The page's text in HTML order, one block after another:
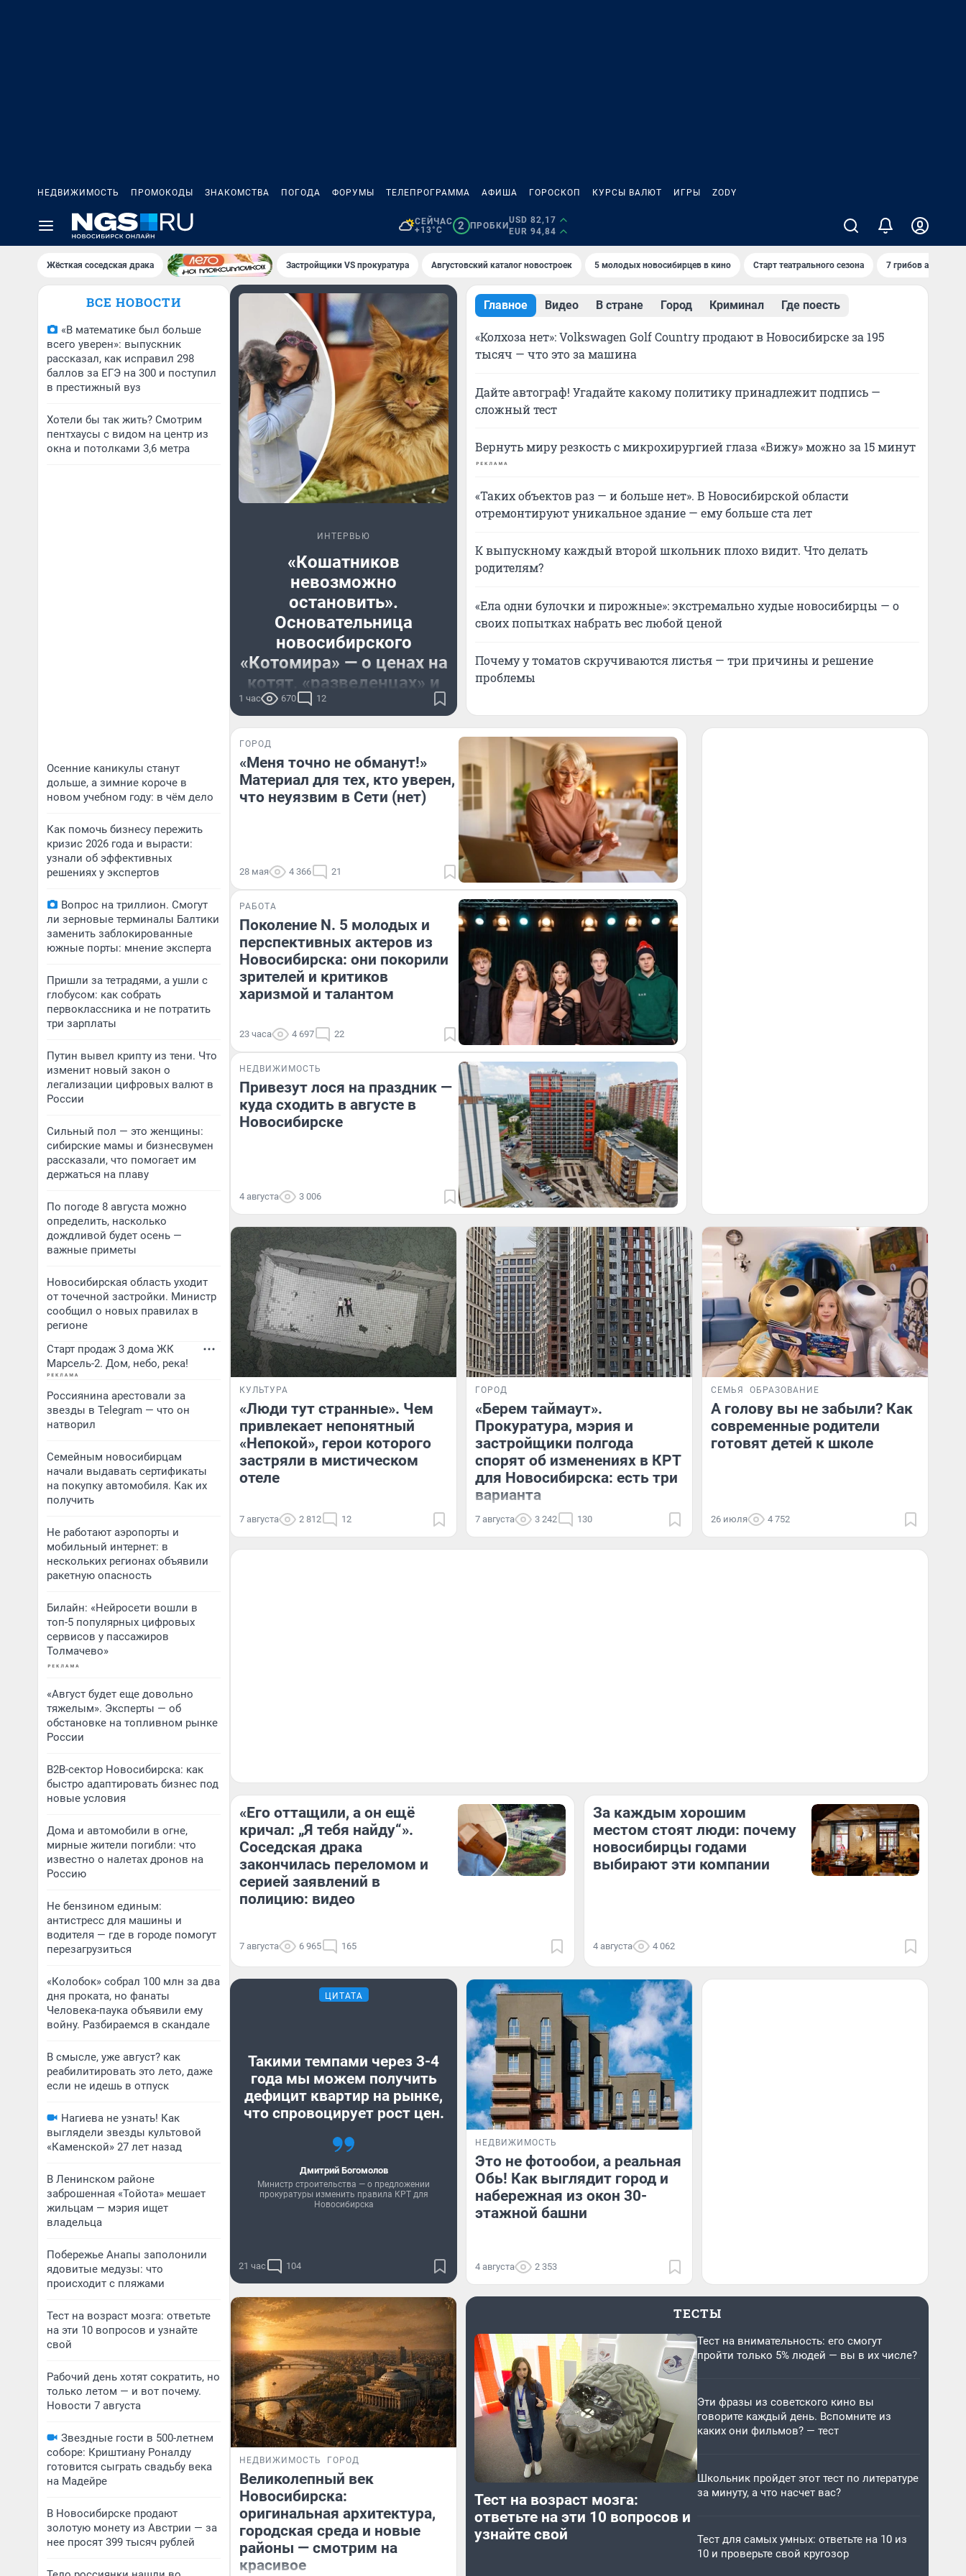
НЕДВИЖИМОСТЬ ПРОМОКОДЫ ЗНАКОМСТВА ПОГОДА ФОРУМЫ ТЕЛЕПРОГРАММА АФИША ГОРОСКОП КУРСЫ ВАЛЮТ ИГРЫ ZODY
СЕЙЧАС
+13°C
2 ПРОБКИ
USD 82,17
EUR 94,84
Жёсткая соседская драка Застройщики VS прокуратура Августовский каталог новостроек 5 молодых новосибирцев в кино Старт театрального сезона 7 грибов августа
ВСЕ НОВОСТИ
«В математике был больше
всего уверен»: выпускник
рассказал, как исправил 298
баллов за ЕГЭ на 300 и поступил
в престижный вуз
Хотели бы так жить? Смотрим
пентхаусы с видом на центр из
окна и потолками 3,6 метра
Осенние каникулы станут
дольше, а зимние короче в
новом учебном году: в чём дело
Как помочь бизнесу пережить
кризис 2026 года и вырасти:
узнали об эффективных
решениях у экспертов
Вопрос на триллион. Смогут
ли зерновые терминалы Балтики
заменить заблокированные
южные порты: мнение эксперта
Пришли за тетрадями, а ушли с
глобусом: как собрать
первоклассника и не потратить
три зарплаты
Путин вывел крипту из тени. Что
изменит новый закон о
легализации цифровых валют в
России
Сильный пол — это женщины:
сибирские мамы и бизнесвумен
рассказали, что помогает им
держаться на плаву
По погоде 8 августа можно
определить, насколько
дождливой будет осень —
важные приметы
Новосибирская область уходит
от точечной застройки. Министр
сообщил о новых правилах в
регионе
Старт продаж 3 дома ЖК
Марсель-2. Дом, небо, река!
Россиянина арестовали за
звезды в Telegram — что он
натворил
Семейным новосибирцам
начали выдавать сертификаты
на покупку автомобиля. Как их
получить
Не работают аэропорты и
мобильный интернет: в
нескольких регионах объявили
ракетную опасность
Билайн: «Нейросети вошли в
топ-5 популярных цифровых
сервисов у пассажиров
Толмачево»
«Август будет еще довольно
тяжелым». Эксперты — об
обстановке на топливном рынке
России
B2B-сектор Новосибирска: как
быстро адаптировать бизнес под
новые условия
Дома и автомобили в огне,
мирные жители погибли: что
известно о налетах дронов на
Россию
Не бензином единым:
антистресс для машины и
водителя — где в городе помогут
перезагрузиться
«Колобок» собрал 100 млн за два
дня проката, но фанаты
Человека-паука объявили ему
войну. Разбираемся в скандале
В смысле, уже август? как
реабилитировать это лето, даже
если не идешь в отпуск
Нагиева не узнать! Как
выглядели звезды культовой
«Каменской» 27 лет назад
В Ленинском районе
заброшенная «Тойота» мешает
жильцам — мэрия ищет
владельца
Побережье Анапы заполонили
ядовитые медузы: что
происходит с пляжами
Тест на возраст мозга: ответьте
на эти 10 вопросов и узнайте
свой
Рабочий день хотят сократить, но
только летом — и вот почему.
Новости 7 августа
Звездные гости в 500-летнем
соборе: Криштиану Роналду
готовится сыграть свадьбу века
на Мадейре
В Новосибирске продают
золотую монету из Австрии — за
нее просят 399 тысяч рублей
ИНТЕРВЬЮ
«Кошатников
невозможно
остановить».
Основательница
новосибирского
«Котомира» — о ценах на
котят, «разведенцах» и
модных породах
Во Всемирный день кошек
прославляем и восхваляем всех
мурчащих, а также говорим о
миссии породного разведения
кошек
1 час 670 12
Главное Видео В стране Город Криминал Где поесть
«Колхоза нет»: Volkswagen Golf Сountry продают в Новосибирске за 195
тысяч — что это за машина
Дайте автограф! Угадайте какому политику принадлежит подпись —
сложный тест
Вернуть миру резкость с микрохирургией глаза «Вижу» можно за 15 минут
«Таких объектов раз — и больше нет». В Новосибирской области
отремонтируют уникальное здание — ему больше ста лет
К выпускному каждый второй школьник плохо видит. Что делать
родителям?
«Ела одни булочки и пирожные»: экстремально худые новосибирцы — о
своих попытках набрать вес любой ценой
Почему у томатов скручиваются листья — три причины и решение
проблемы
ГОРОД
«Меня точно не обманут!»
Материал для тех, кто уверен,
что неуязвим в Сети (нет)
28 мая 4 366 21
РАБОТА
Поколение N. 5 молодых и
перспективных актеров из
Новосибирска: они покорили
зрителей и критиков
харизмой и талантом
23 часа 4 697 22
НЕДВИЖИМОСТЬ
Привезут лося на праздник —
куда сходить в августе в
Новосибирске
4 августа 3 006
КУЛЬТУРА
«Люди тут странные». Чем
привлекает непонятный
«Непокой», герои которого
застряли в мистическом
отеле
7 августа 2 812 12
ГОРОД
«Берем таймаут».
Прокуратура, мэрия и
застройщики полгода
спорят об изменениях в КРТ
для Новосибирска: есть три
варианта
7 августа 3 242 130
СЕМЬЯ ОБРАЗОВАНИЕ
А голову вы не забыли? Как
современные родители
готовят детей к школе
26 июля 4 752
«Его оттащили, а он ещё
кричал: „Я тебя найду“».
Соседская драка
закончилась переломом и
серией заявлений в
полицию: видео
7 августа 6 965 165
За каждым хорошим
местом стоят люди: почему
новосибирцы годами
выбирают эти компании
4 августа 4 062
ЦИТАТА
Такими темпами через 3-4
года мы можем получить
дефицит квартир на рынке,
что спровоцирует рост цен.
Дмитрий Богомолов
Министр строительства — о предложении
прокуратуры изменить правила КРТ для
Новосибирска
21 час 104
НЕДВИЖИМОСТЬ
Это не фотообои, а реальная
Обь! Как выглядит город и
набережная из окон 30-
этажной башни
4 августа 2 353
НЕДВИЖИМОСТЬ ГОРОД
Великолепный век
Новосибирска:
оригинальная архитектура,
городская среда и новые
районы — смотрим на
красивое
ТЕСТЫ
Тест на возраст мозга:
ответьте на эти 10 вопросов и
узнайте свой
Тест на внимательность: его смогут
пройти только 5% людей — вы в их числе?
Эти фразы из советского кино вы
говорите каждый день. Вспомните из
каких они фильмов? — тест
Школьник пройдет этот тест по литературе
за минуту, а что насчет вас?
Тест для самых умных: ответьте на 10 из
10 и проверьте свой кругозор